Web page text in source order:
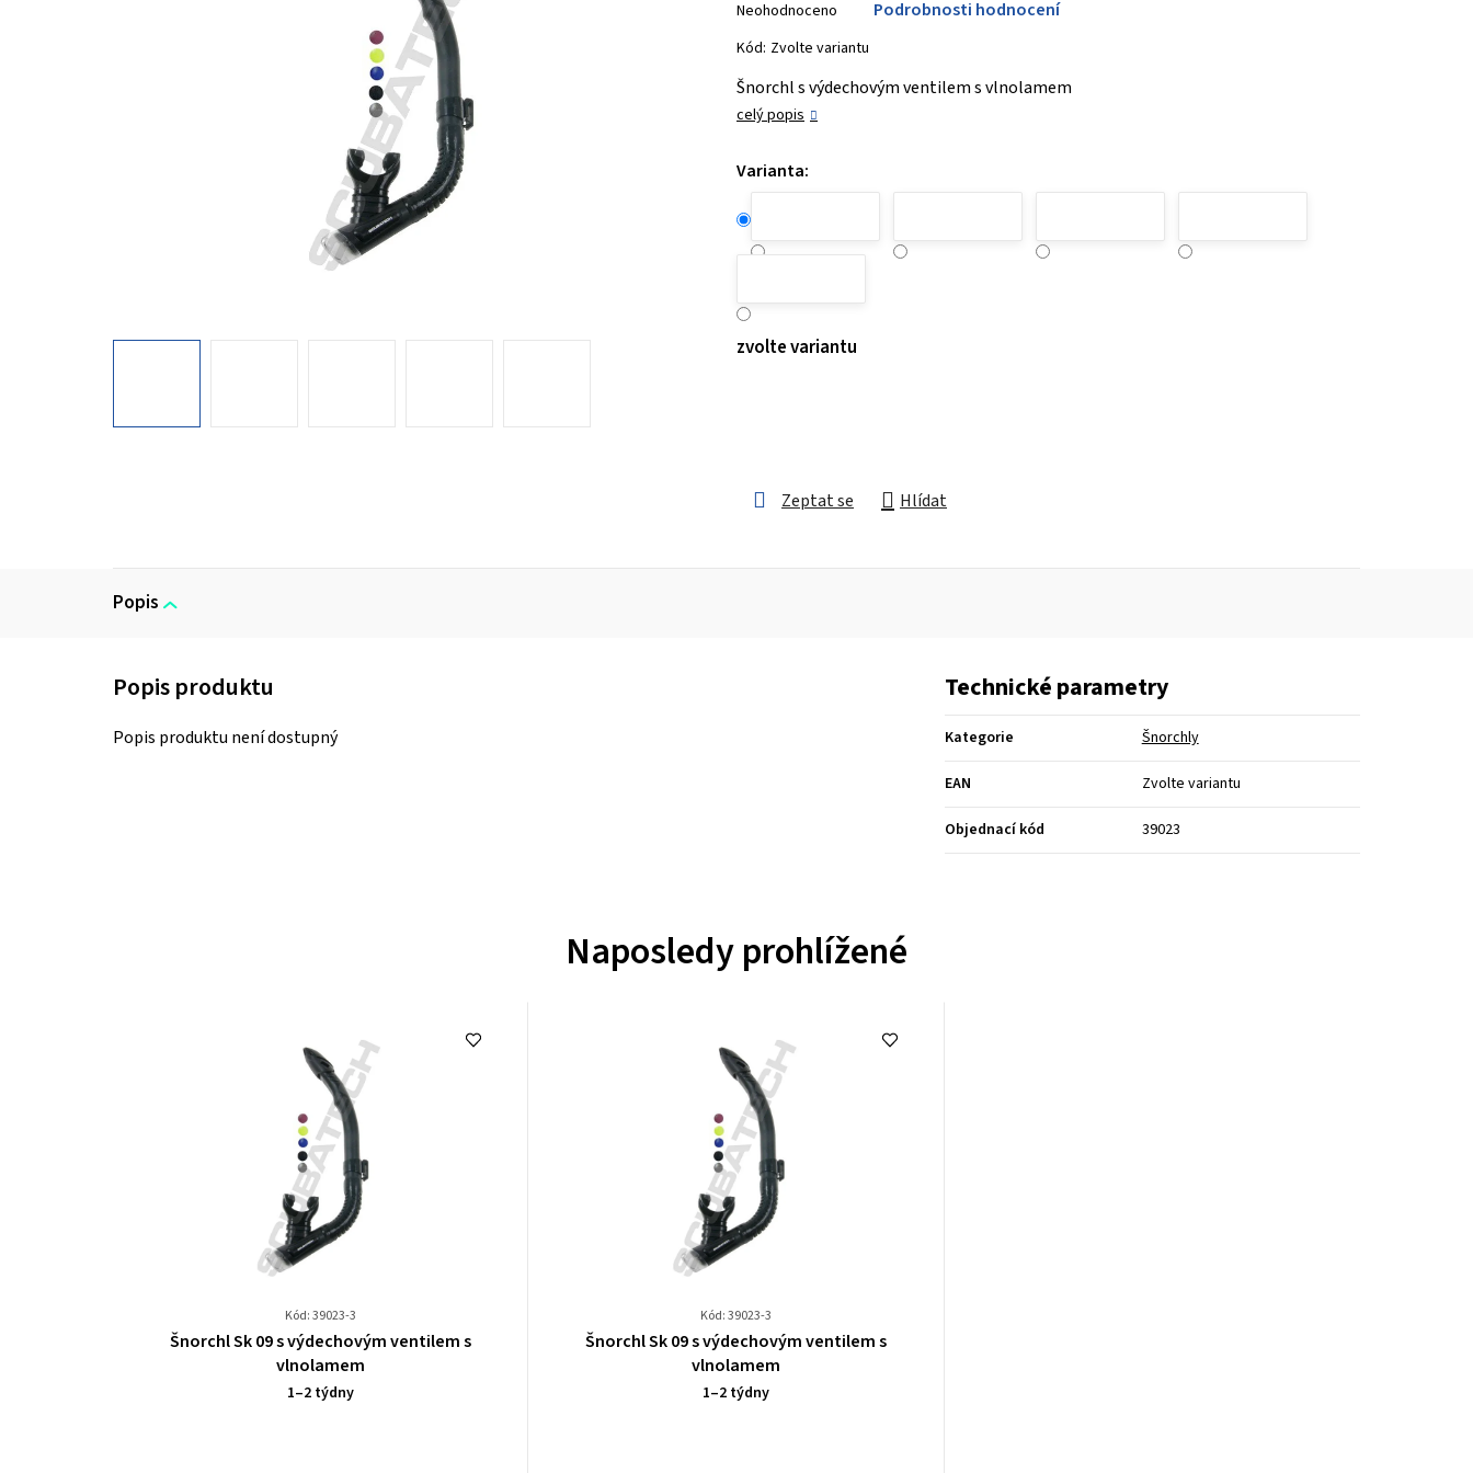
hodnocení
produktu
0,0
z 5
Neohodnoceno Podrobnosti hodnocení
Kód: Zvolte variantu
Šnorchl s výdechovým ventilem s vlnolamem
celý popis
Varianta:
zvolte variantu
Zeptat se Hlídat
Popis
Popis produktu není dostupný
Technické parametry
Kategorie Šnorchly
EAN Zvolte variantu
Objednací kód 39023
Naposledy prohlížené
Kód: 39023-3
Průměrné
hodnocení
produktu
Šnorchl Sk 09 s výdechovým ventilem s
vlnolamem
1–2 týdny
Kód: 39023-3
Průměrné
hodnocení
produktu
Šnorchl Sk 09 s výdechovým ventilem s
vlnolamem
1–2 týdny